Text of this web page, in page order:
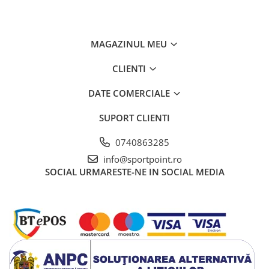
MAGAZINUL MEU
CLIENTI
DATE COMERCIALE
SUPORT CLIENTI
0740863285
info@sportpoint.ro
SOCIAL URMARESTE-NE IN SOCIAL MEDIA